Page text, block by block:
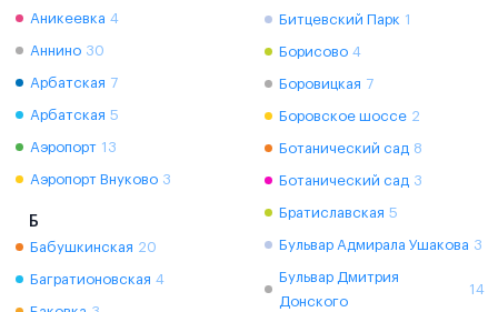
Аникеевка 4
Аннино 30
Арбатская 7
Арбатская 5
Аэропорт 13
Аэропорт Внуково 3
Б
Бабушкинская 20
Багратионовская 4
Битцевский Парк 1
Борисово 4
Боровицкая 7
Боровское шоссе 2
Ботанический сад 8
Ботанический сад 3
Братиславская 5
Бульвар Адмирала Ушакова 3
Бульвар Дмитрия
Донского
14